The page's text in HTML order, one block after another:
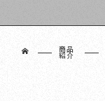
ホーム 商品
紹介